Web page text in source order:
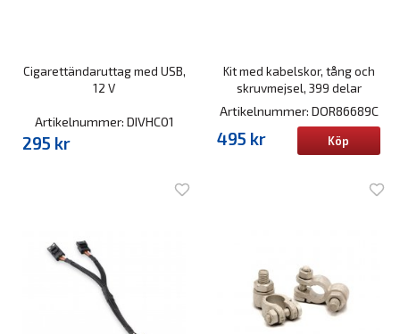
Cigarettändaruttag med USB,
12 V
Artikelnummer: DIVHC01
295 kr
Kit med kabelskor, tång och
skruvmejsel, 399 delar
Artikelnummer: DOR86689C
495 kr Köp